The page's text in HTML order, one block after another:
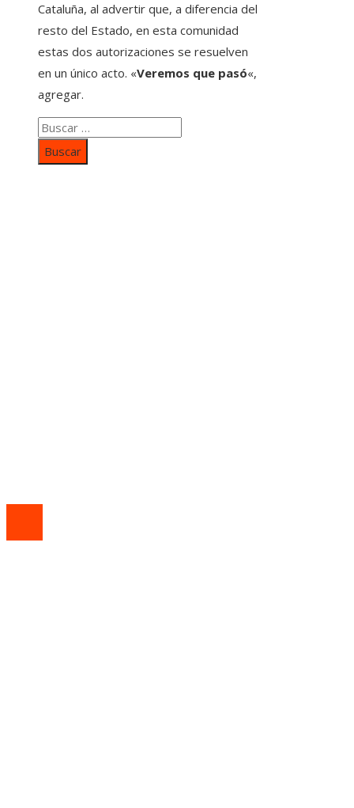
Cataluña, al advertir que, a diferencia del
resto del Estado, en esta comunidad
estas dos autorizaciones se resuelven
en un único acto. «Veremos que pasó«,
agregar.
Buscar: